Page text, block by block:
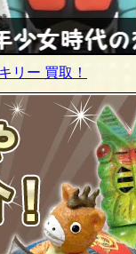
リー 買取！